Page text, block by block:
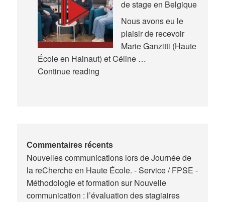
et
en
Formation
(AREF)
de stage en Belgique
Nous avons eu le
plaisir de recevoir
Marie Ganzitti (Haute
École en Hainaut) et Céline …
Continue readingExpériences
de
stage
en
Belgique
Commentaires récents
Nouvelles communications lors de Journée de
la reCherche en Haute École. - Service / FPSE -
Méthodologie et formation surNouvelle
communication : l’évaluation des stagiaires